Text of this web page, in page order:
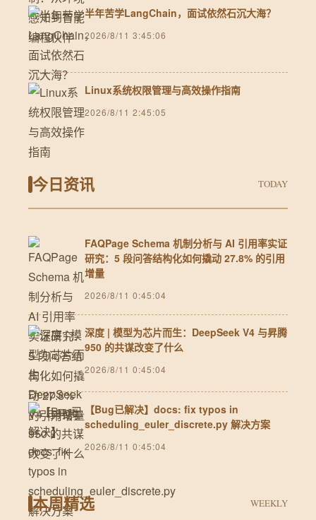
半年苦学LangChain，面试依然石沉大海？
2026/8/11 3:45:06
Linux系统权限管理与高效操作指南
2026/8/11 2:45:05
今日资讯 TODAY
FAQPage Schema 机制分析与 AI 引用率实证
研究：5 段问答结构化如何撬动 27.8% 的引用
增量
2026/8/11 0:45:04
深度 | 模型为芯片而生：DeepSeek V4 与昇腾
950 的共谋改变了什么
2026/8/11 0:45:04
【Bug已解决】docs: fix typos in
scheduling_euler_discrete.py 解决方案
2026/8/11 0:45:04
本周精选 WEEKLY